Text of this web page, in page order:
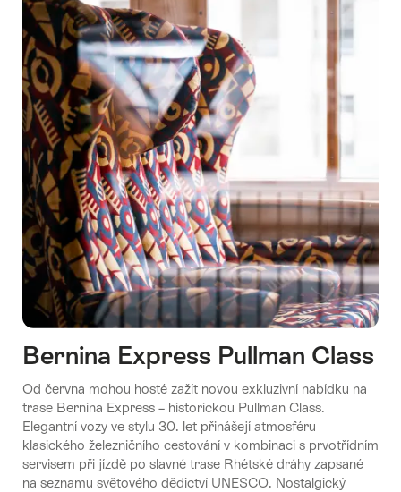
světa
Bernina Express Pullman Class
Od června mohou hosté zažít novou exkluzivní nabídku na
trase Bernina Express – historickou Pullman Class.
Elegantní vozy ve stylu 30. let přinášejí atmosféru
klasického železničního cestování v kombinaci s prvotřídním
servisem při jízdě po slavné trase Rhétské dráhy zapsané
na seznamu světového dědictví UNESCO. Nostalgický